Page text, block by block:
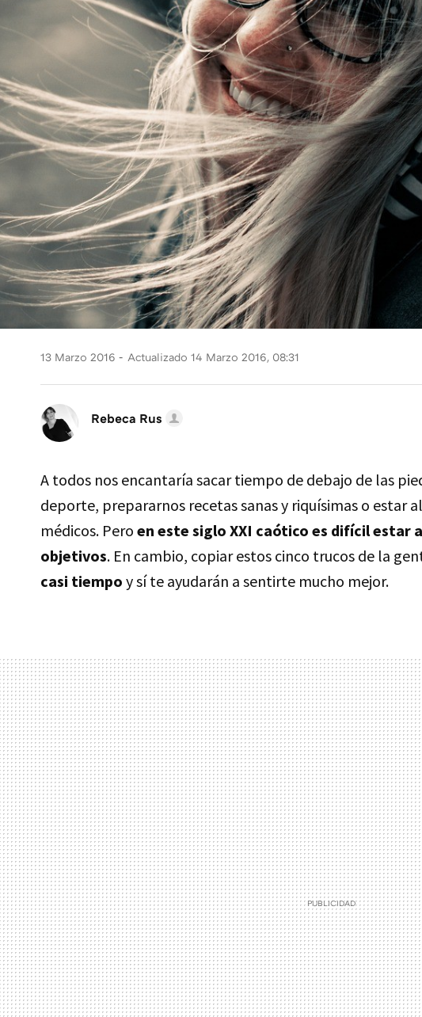
13 Marzo 2016 Actualizado 14 Marzo 2016, 08:31
Rebeca Rus
A todos nos encantaría sacar tiempo de debajo de las
deporte, prepararnos recetas sanas y riquísimas o estar
médicos. Pero en este siglo XXI caótico es difícil estar
objetivos. En cambio, copiar estos cinco trucos de la
casi tiempo y sí te ayudarán a sentirte mucho mejor.